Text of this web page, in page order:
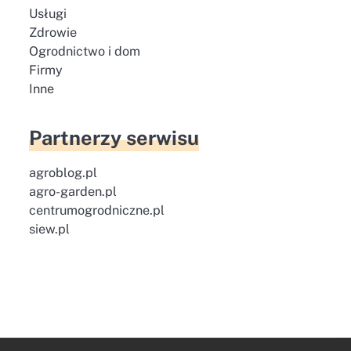
Usługi
Zdrowie
Ogrodnictwo i dom
Firmy
Inne
Partnerzy serwisu
agroblog.pl
agro-garden.pl
centrumogrodniczne.pl
siew.pl